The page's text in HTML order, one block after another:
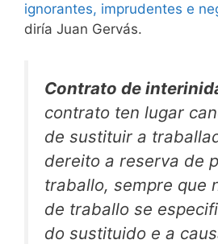
ignorantes, imprudentes e
diría Juan Gervás.
Contrato de
contrato ten lugar
de sustituir a
dereito a reserva de
traballo, sempre que
de traballo se
do sustituido e a